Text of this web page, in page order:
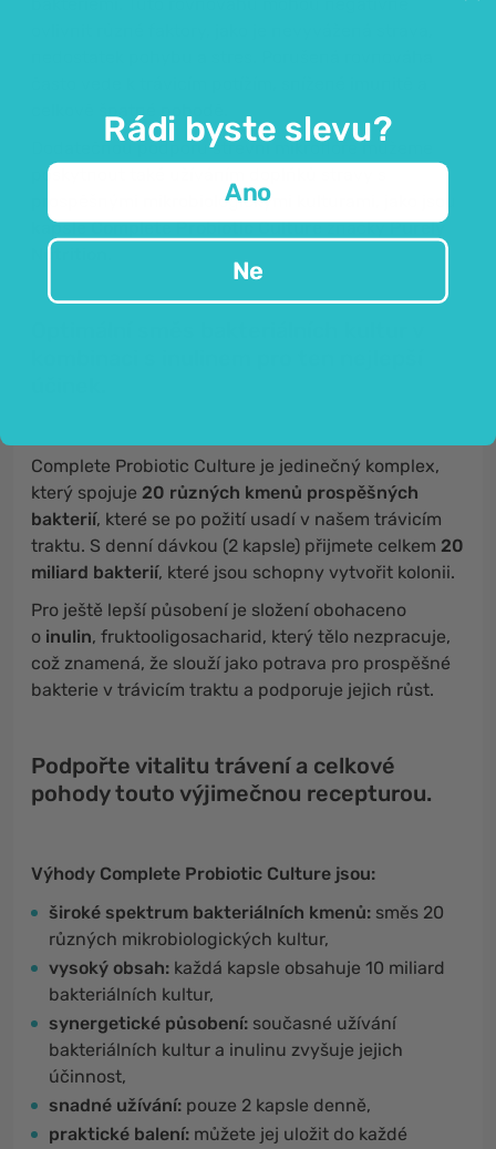
celkově špatné pohodě.
Dodatečnou podporu střevní mikroflóře můžeme
poskytnout také užíváním doplňků stravy s
prospěšnými mikrobiologickými kulturami, jako jsou
kapsle Complete Probiotic CultureznačkyPurely
Nutrition.
Complete Probiotic Culture je jedinečný komplex,
který spojuje 20 různých kmenů prospěšných
bakterií, které se po požití usadí v našem trávicím
traktu. S denní dávkou (2 kapsle) přijmete celkem 20
miliard bakterií, které jsou schopny vytvořit kolonii.
Pro ještě lepší působení je složení obohaceno
o inulin, fruktooligosacharid, který tělo nezpracuje,
což znamená, že slouží jako potrava pro prospěšné
bakterie v trávicím traktu a podporuje jejich růst.
Podpořte vitalitu trávení a celkové
pohody touto výjimečnou recepturou.
Výhody Complete Probiotic Culture jsou:
široké spektrum bakteriálních kmenů: směs 20
různých mikrobiologických kultur,
vysoký obsah: každá kapsle obsahuje 10 miliard
bakteriálních kultur,
synergetické působení: současné užívání
bakteriálních kultur a inulinu zvyšuje jejich
účinnost,
snadné užívání: pouze 2 kapsle denně,
praktické balení: můžete jej uložit do každé
Rádi byste slevu?
Ano
Ne